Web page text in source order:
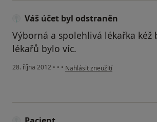
Váš účet byl odstraněn
Výborná a spolehlivá lékařka kéž
lékařů bylo víc.
28. října 2012 • • • podle názoru uživatele Váš účet
Nahlásit zneužití